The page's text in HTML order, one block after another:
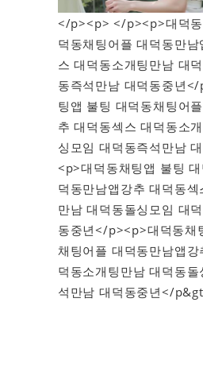
</p><p> </p><p>대덕동
덕동채팅어플 대덕동만
스 대덕동소개팅만남 대
동즉석만남 대덕동중년
팅앱 불팅 대덕동채팅어
추 대덕동섹스 대덕동소
싱모임 대덕동즉석만남
<p>대덕동채팅앱 불팅
덕동만남앱강추 대덕동
만남 대덕동돌싱모임 대
동중년</p><p>대덕동채
채팅어플 대덕동만남앱
덕동소개팅만남 대덕동
석만남 대덕동중년</p&gt